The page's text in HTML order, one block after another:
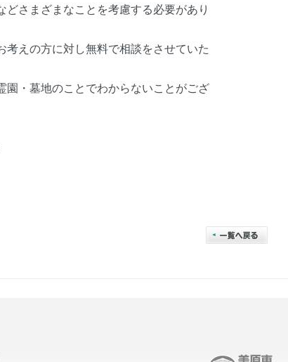
さまざまなことを考慮する必要があり
考えの方に対し無料で相談をさせていた
園・墓地のことでわからないことがござ